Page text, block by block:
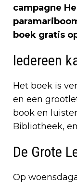
campagne
boek gratis
Iedereen
Het boek is
en een
book en
Bibliotheek,
De Grote
Op